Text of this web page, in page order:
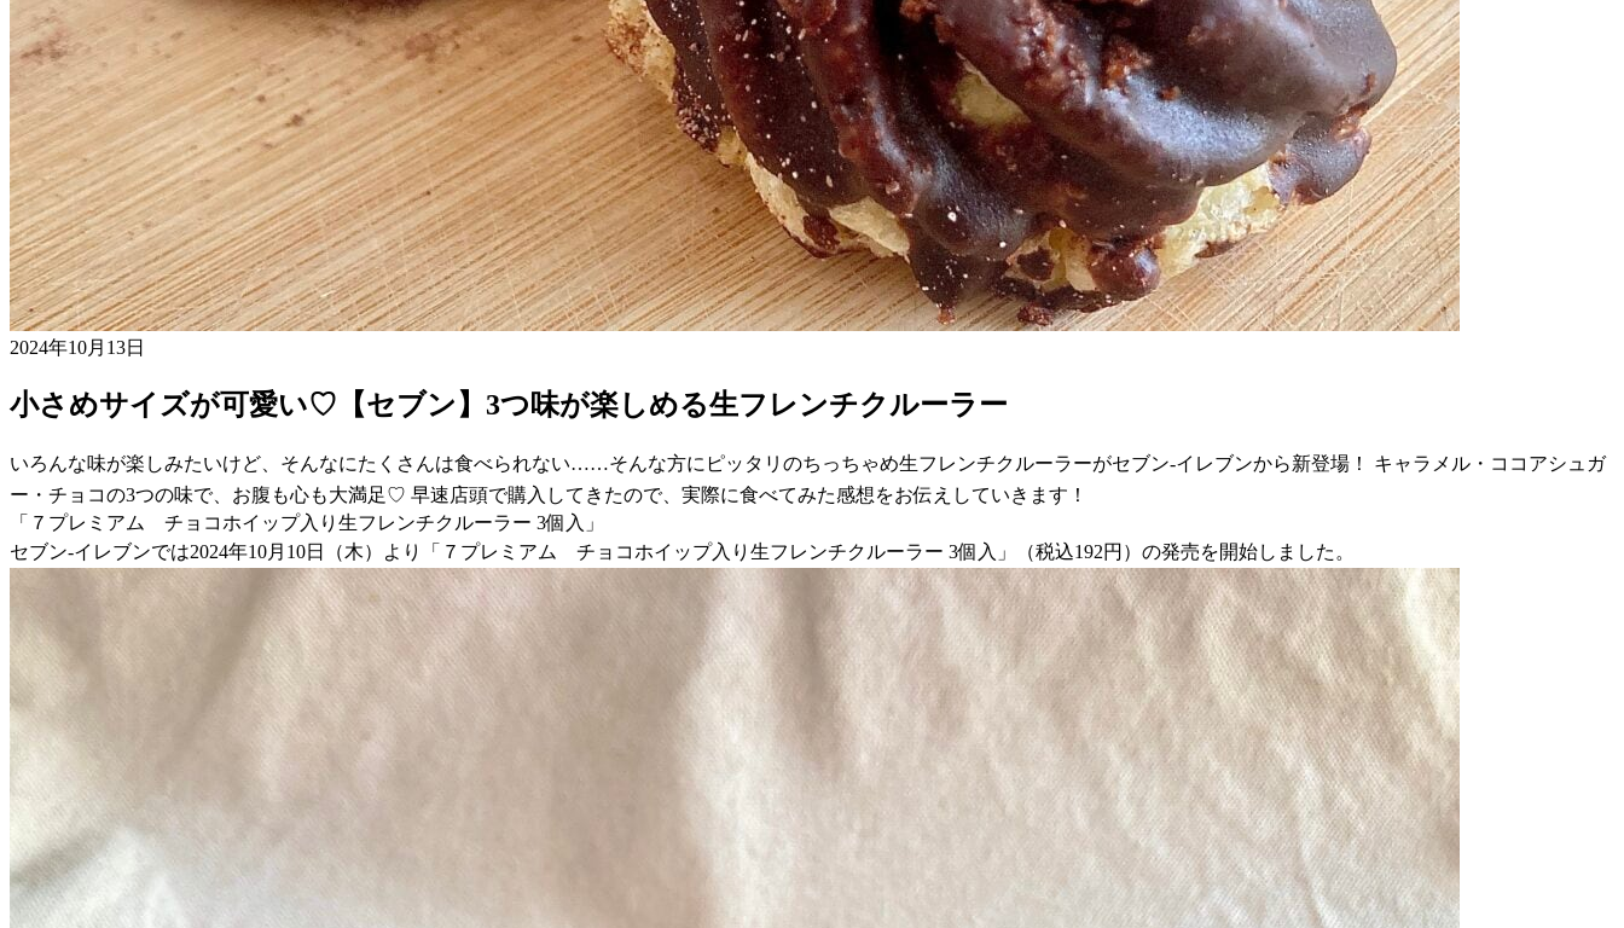
2024年10月13日
小さめサイズが可愛い♡【セブン】3つ味が楽しめる生フレンチクルーラー
いろんな味が楽しみたいけど、そんなにたくさんは食べられない……そんな方にピッタリのちっちゃめ生フレンチクルーラーがセブン-イレブンから新登場！ キャラメル・ココアシュガ
ー・チョコの3つの味で、お腹も心も大満足♡ 早速店頭で購入してきたので、実際に食べてみた感想をお伝えしていきます！
「７プレミアム チョコホイップ入り生フレンチクルーラー 3個入」
セブン-イレブンでは2024年10月10日（木）より「７プレミアム チョコホイップ入り生フレンチクルーラー 3個入」（税込192円）の発売を開始しました。